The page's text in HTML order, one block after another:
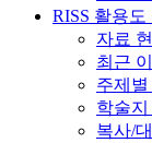
RISS 활용도
자료
최근
주제
학술
복사/